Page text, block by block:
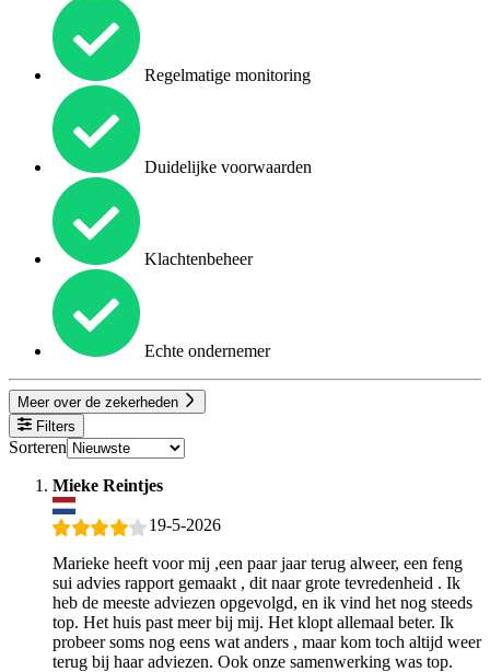
Regelmatige monitoring
Duidelijke voorwaarden
Klachtenbeheer
Echte ondernemer
Meer over de zekerheden
Filters
Sorteren
Mieke Reintjes
19-5-2026
Marieke heeft voor mij ,een paar jaar terug alweer, een feng
sui advies rapport gemaakt , dit naar grote tevredenheid . Ik
heb de meeste adviezen opgevolgd, en ik vind het nog steeds
top. Het huis past meer bij mij. Het klopt allemaal beter. Ik
probeer soms nog eens wat anders , maar kom toch altijd weer
terug bij haar adviezen. Ook onze samenwerking was top.